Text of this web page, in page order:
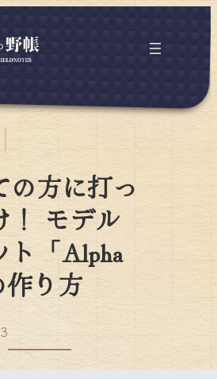
の方に打っ
！ モデル
ト「Alpha
り方